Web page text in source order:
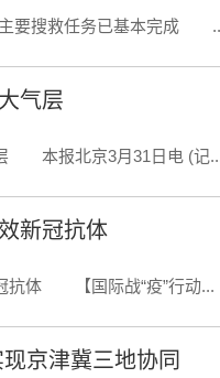
主要搜救任务已基本完成
气层
本报北京3月31日电 (记
新冠抗体
抗体 【国际战“疫”行动...
京津冀三地协同